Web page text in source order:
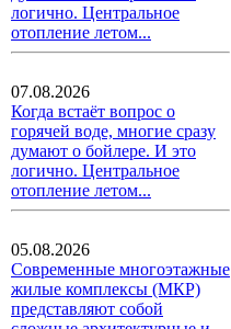
логично. Центральное
отопление летом...
07.08.2026
Когда встаёт вопрос о
горячей воде, многие сразу
думают о бойлере. И это
логично. Центральное
отопление летом...
05.08.2026
Современные многоэтажные
жилые комплексы (МКР)
представляют собой